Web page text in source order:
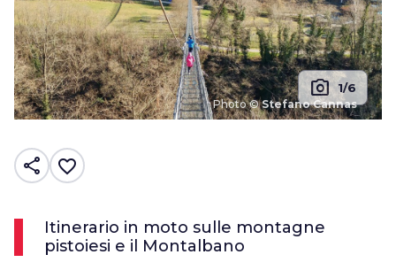
Photo ©Stefano Cannas
photo_camera 1/6
share favorite_border
Itinerario in moto sulle montagne
pistoiesi e il Montalbano